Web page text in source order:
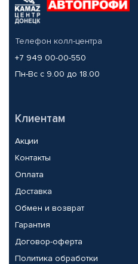
Телефон колл-центра
+7 949 00-00-550
Пн-Вс с 9.00 до 18.00
Клиентам
Акции
Контакты
Оплата
Доставка
Обмен и возврат
Гарантия
Договор-оферта
Политика обработки